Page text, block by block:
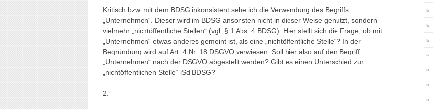
Kritisch bzw. mit dem BDSG inkonsistent sehe ich die Verwendung des Begriffs
„Unternehmen“. Dieser wird im BDSG ansonsten nicht in dieser Weise genutzt, sondern
vielmehr „nichtöffentliche Stellen“ (vgl. § 1 Abs. 4 BDSG). Hier stellt sich die Frage, ob mit
„Unternehmen“ etwas anderes gemeint ist, als eine „nichtöffentliche Stelle“? In der
Begründung wird auf Art. 4 Nr. 18 DSGVO verwiesen. Soll hier also auf den Begriff
„Unternehmen“ nach der DSGVO abgestellt werden? Gibt es einen Unterschied zur
„nichtöffentlichen Stelle“ iSd BDSG?
2.